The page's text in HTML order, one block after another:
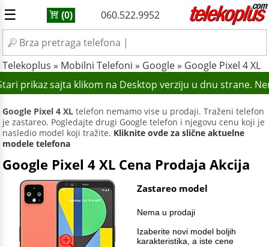
☰ (0) 060.522.9952
Telekoplus » Mobilni Telefoni » Google» Google Pixel 4 XL
prikaz sajta klikom na Desktop verziju u dnu strane.
Google Pixel 4 XL telefon nemamo vise u prodaji. Traženi telefon
je zastareo. Pogledajte drugi Google telefon i njegovu cenu koji je
nasledio model koji tražite. Kliknite ovde za slične aktuelne
modele telefona
Google Pixel 4 XL Cena Prodaja Akcija
Zastareo model
Nema u prodaji
Izaberite novi model boljih
karakteristika, a iste cene